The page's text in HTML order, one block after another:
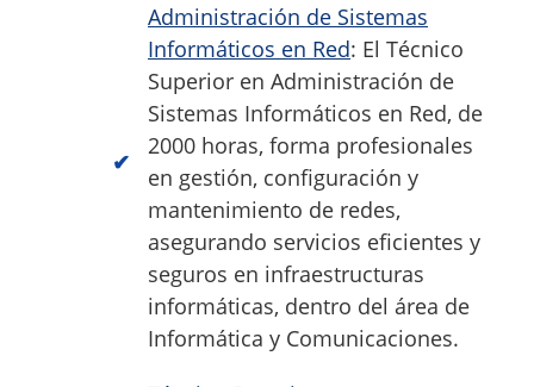
Administración de Sistemas
Informáticos en Red: El Técnico
Superior en Administración de
Sistemas Informáticos en Red, de
2000 horas, forma profesionales
en gestión, configuración y
mantenimiento de redes,
asegurando servicios eficientes y
seguros en infraestructuras
informáticas, dentro del área de
Informática y Comunicaciones.